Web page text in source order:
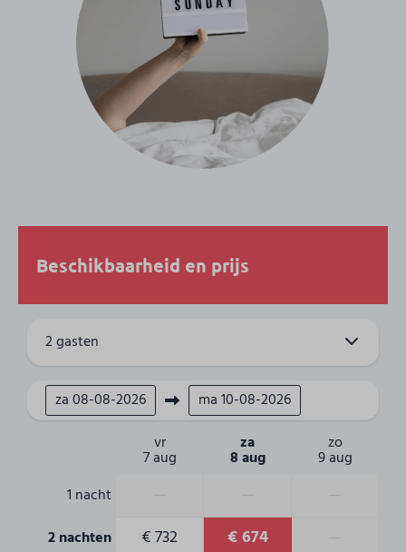
Kookplaat
Gezelschap
4 Personen
Woonruimte
Woonkamer
Badkamer
Wastafel: 1
Gasten-toiletten: 1
Slaapkamer
Opgemaakte bedden bij aankomst
Toegankelijkheid
Beschikbaarheid en prijs
2 gasten
za08-08-2026 ma10-08-2026
vr
7 aug
za
8 aug
zo
9 aug
1 nacht
2 nachten € 732 € 674